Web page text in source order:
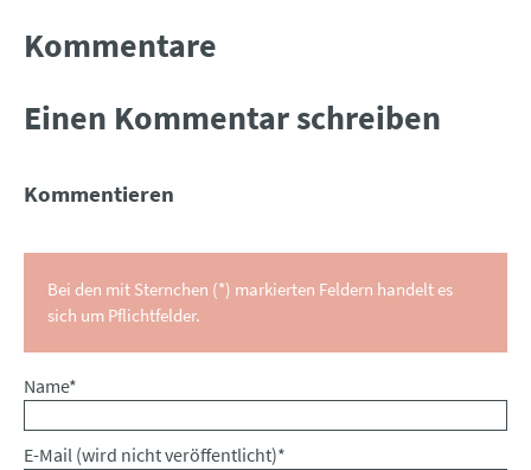
Kommentare
Einen Kommentar schreiben
Kommentieren
Bei den mit Sternchen (*) markierten Feldern handelt es
sich um Pflichtfelder.
Pflichtfeld
Name*
Pflichtfeld
E-Mail (wird nicht veröffentlicht)*